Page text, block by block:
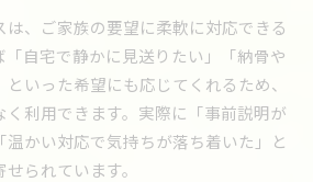
しの安心プランを見分けるコツ
頼できるペット火葬業者の特徴
内訳を確認してトラブル防止
者
、ご家族の要望に柔軟に対応できる
「自宅で静かに見送りたい」「納骨や
いった希望にも応じてくれるため、
利用できます。実際に「事前説明が
かい対応で気持ちが落ち着いた」と
られています。